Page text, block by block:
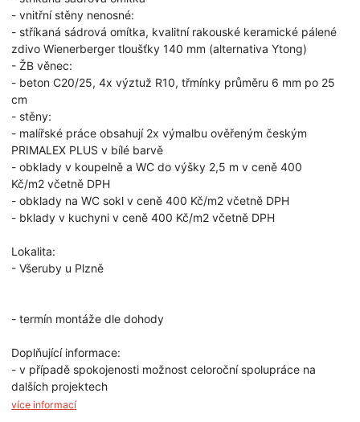
- vnitřní stěny nenosné:
- stříkaná sádrová omítka, kvalitní rakouské keramické pálené
zdivo Wienerberger tloušťky 140 mm (alternativa Ytong)
- ŽB věnec:
- beton C20/25, 4x výztuž R10, třmínky průměru 6 mm po 25
cm
- stěny:
- malířské práce obsahují 2x výmalbu ověřeným českým
PRIMALEX PLUS v bílé barvě
- obklady v koupelně a WC do výšky 2,5 m v ceně 400
Kč/m2 včetně DPH
- obklady na WC sokl v ceně 400 Kč/m2 včetně DPH
- bklady v kuchyni v ceně 400 Kč/m2 včetně DPH
Lokalita:
- Všeruby u Plzně
- termín montáže dle dohody
Doplňující informace:
- v případě spokojenosti možnost celoroční spolupráce na
dalších projektech
více informací